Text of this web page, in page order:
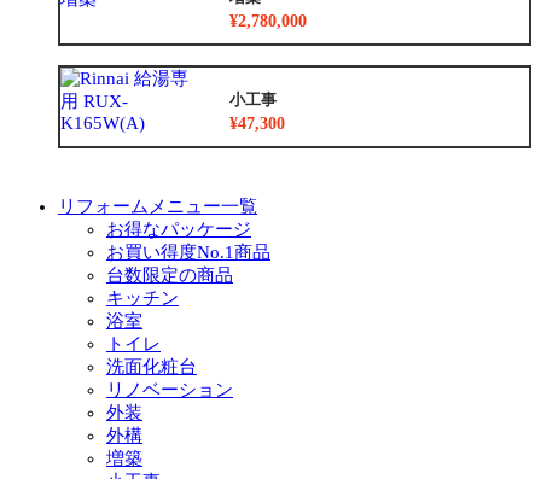
¥2,780,000
小工事
¥47,300
リフォームメニュー一覧
お得なパッケージ
お買い得度No.1商品
台数限定の商品
キッチン
浴室
トイレ
洗面化粧台
リノベーション
外装
外構
増築